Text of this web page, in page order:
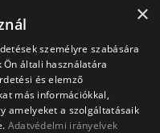
×
személyre szabására
általi használatára
és elemző
más információkkal,
amelyeket a szolgáltatásaik
Adatvédelmi irányelvek